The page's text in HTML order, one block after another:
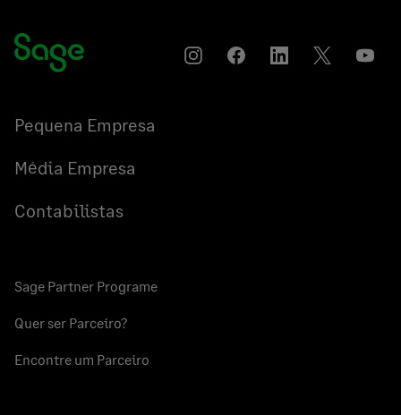
InstagramCompartilharCompartilhar
Pequena Empresa
Média Empresa
Contabilistas
Sage Partner Programe
Quer ser Parceiro?
Encontre um Parceiro